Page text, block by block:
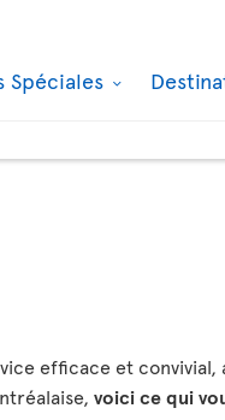
Spéciales
efficace et
voici ce qui